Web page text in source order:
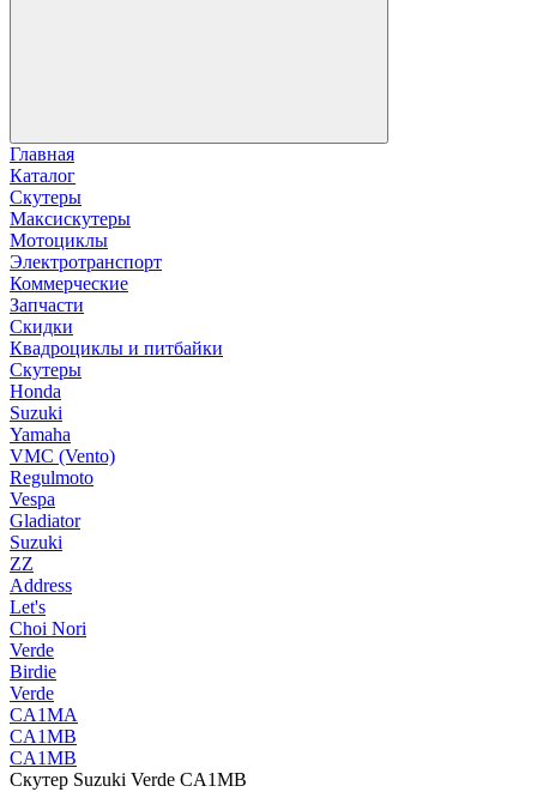
Главная
Каталог
Скутеры
Максискутеры
Мотоциклы
Электротранспорт
Коммерческие
Запчасти
Скидки
Квадроциклы и питбайки
Скутеры
Honda
Suzuki
Yamaha
VMC (Vento)
Regulmoto
Vespa
Gladiator
Suzuki
ZZ
Address
Let's
Choi Nori
Verde
Birdie
Verde
CA1MA
CA1MB
CA1MB
Скутер Suzuki Verde CA1MB